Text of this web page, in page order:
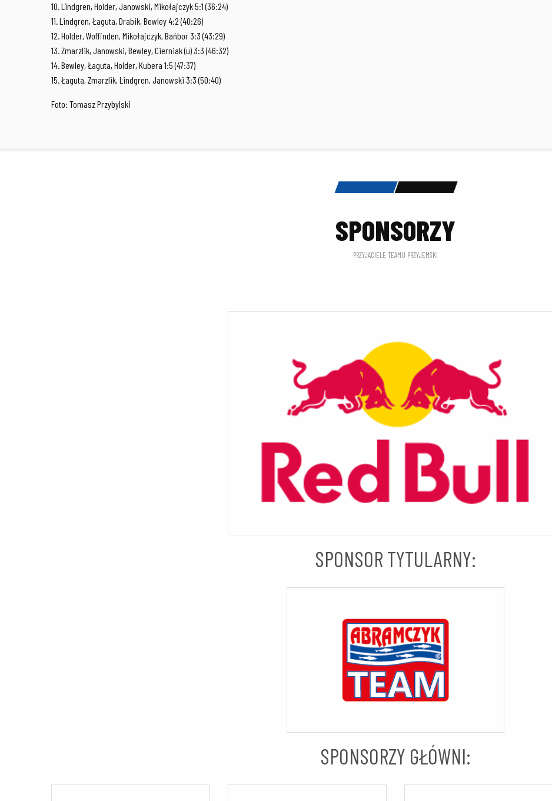
10. Lindgren, Holder, Janowski, Mikołajczyk 5:1 (36:24)
11. Lindgren, Łaguta, Drabik, Bewley 4:2 (40:26)
12. Holder, Woffinden, Mikołajczyk, Bańbor 3:3 (43:29)
13. Zmarzlik, Janowski, Bewley, Cierniak (u) 3:3 (46:32)
14. Bewley, Łaguta, Holder, Kubera 1:5 (47:37)
15. Łaguta, Zmarzlik, Lindgren, Janowski 3:3 (50:40)
Foto: Tomasz Przybylski
SPONSORZY
PRZYJACIELE TEAMU PRZYJEMSKI
SPONSOR TYTULARNY:
SPONSORZY GŁÓWNI: